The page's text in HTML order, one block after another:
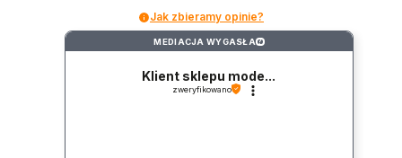
Jak zbieramy opinie?
MEDIACJA WYGASŁA ?
Klient sklepu mode...
zweryfikowano